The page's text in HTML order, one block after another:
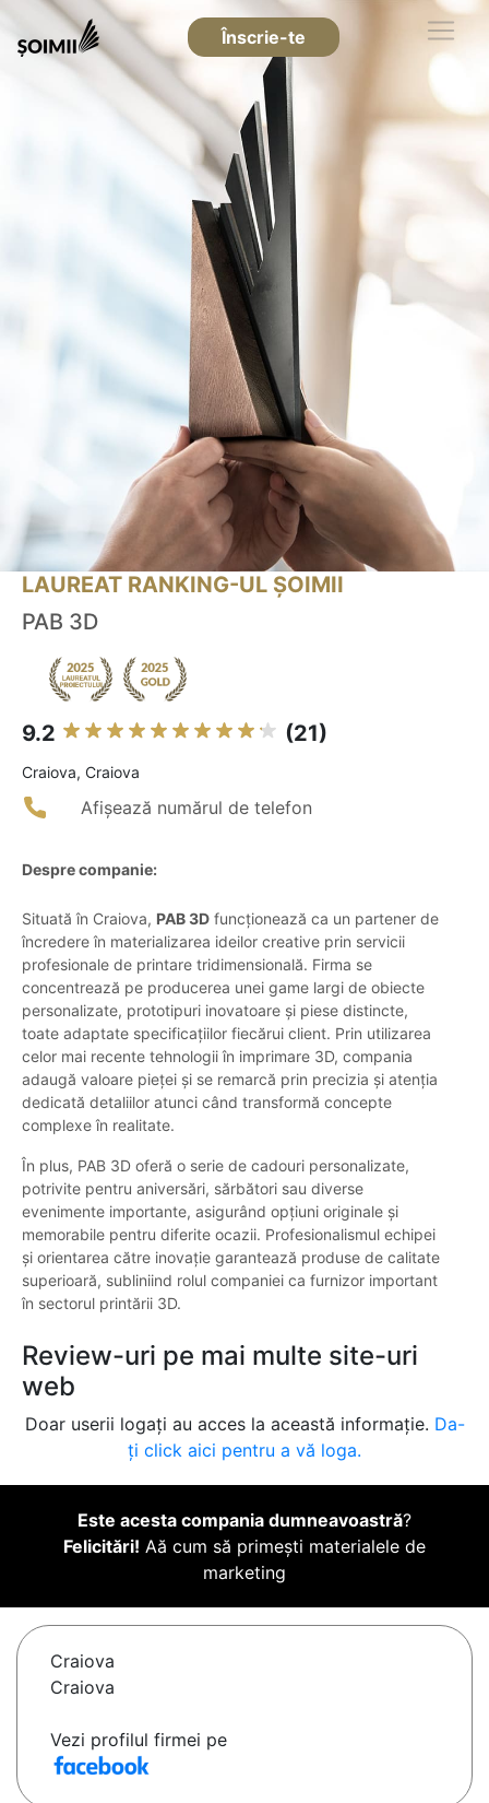
Înscrie-te
LAUREAT RANKING-UL ȘOIMII
PAB 3D
9.2 (21)
Craiova, Craiova
Afișează numărul de telefon
Despre companie:
Situată în Craiova, PAB 3D funcționează ca un partener de
încredere în materializarea ideilor creative prin servicii
profesionale de printare tridimensională. Firma se
concentrează pe producerea unei game largi de obiecte
personalizate, prototipuri inovatoare și piese distincte,
toate adaptate specificațiilor fiecărui client. Prin utilizarea
celor mai recente tehnologii în imprimare 3D, compania
adaugă valoare pieței și se remarcă prin precizia și atenția
dedicată detaliilor atunci când transformă concepte
complexe în realitate.
În plus, PAB 3D oferă o serie de cadouri personalizate,
potrivite pentru aniversări, sărbători sau diverse
evenimente importante, asigurând opțiuni originale și
memorabile pentru diferite ocazii. Profesionalismul echipei
și orientarea către inovație garantează produse de calitate
superioară, subliniind rolul companiei ca furnizor important
în sectorul printării 3D.
Review-uri pe mai multe site-uri
web
Doar userii logați au acces la această informație. Da-
ți click aici pentru a vă loga.
Este acesta compania dumneavoastră?
Felicitări! Aă cum să primești materialele de
marketing
Craiova
Craiova
Vezi profilul firmei pe